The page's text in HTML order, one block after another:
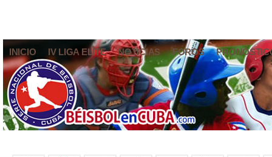
INICIO IV LIGA ELITE NOTICIAS FOROS